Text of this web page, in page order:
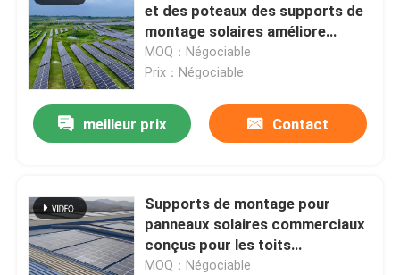
et des poteaux des supports de
montage solaires améliore
l'adaptabilité au sol et renforce
la stabilité globale du système
MOQ：Négociable
Prix：Négociable
meilleur prix Contact
Supports de montage pour
panneaux solaires commerciaux
conçus pour les toits
métalliques, offrant une fixation
MOQ：Négociable